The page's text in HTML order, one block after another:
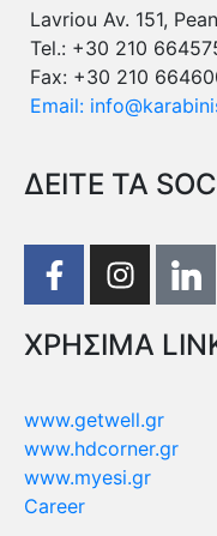
Lavriou Av. 151,
Tel.: +30 210
Fax: +30 210
Email:
ΔEITE TA
ΧΡΗΣΙΜΑ
www.getwell.gr
www.hdcorner.gr
www.myesi.gr
Career